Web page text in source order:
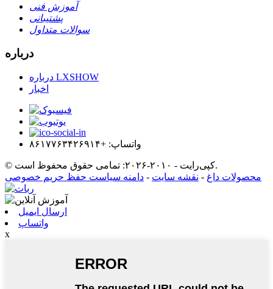
آموزش فنی
پشتیبانی
سوالات متداول
درباره
درباره LXSHOW
اخبار
واتساپ: +۸۶۱۷۷۶۳۴۲۶۹۱۴
© کپی‌رایت - ۲۰۱۰-۲۰۲۶: تمامی حقوق محفوظ است.
محصولات داغ - نقشه سایت - دامنه سیاست حفظ حریم خصوصی
ارسال ایمیل
واتساپ
x